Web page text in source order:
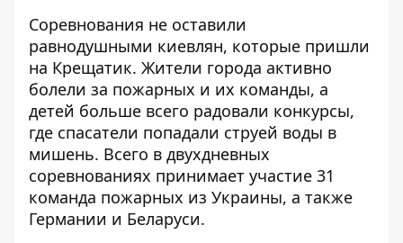
Соревнования не оставили
равнодушными киевлян, которые пришли
на Крещатик. Жители города активно
болели за пожарных и их команды, а
детей больше всего радовали конкурсы,
где спасатели попадали струей воды в
мишень. Всего в двухдневных
соревнованиях принимает участие 31
команда пожарных из Украины, а также
Германии и Беларуси.